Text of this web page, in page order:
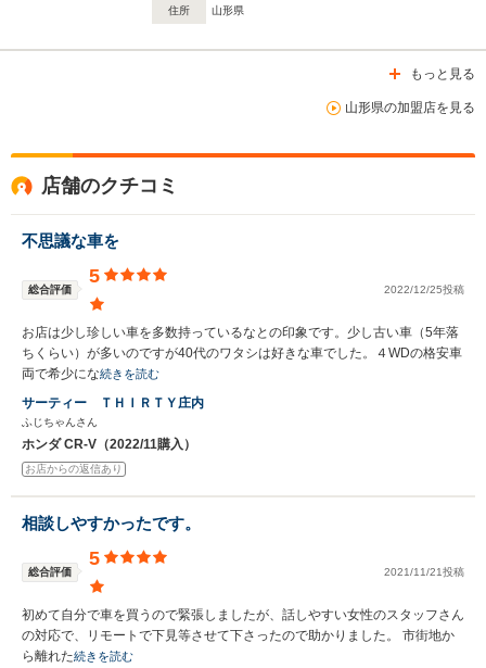
住所 山形県
もっと見る
山形県の加盟店を見る
店舗のクチコミ
不思議な車を
総合評価
5
2022/12/25投稿
お店は少し珍しい車を多数持っているなとの印象です。少し古い車（5年落
ちくらい）が多いのですが40代のワタシは好きな車でした。４WDの格安車
両で希少にな続きを読む
サーティー ＴＨＩＲＴＹ庄内
ふじちゃんさん
ホンダ CR-V（2022/11購入）
お店からの返信あり
相談しやすかったです。
総合評価
5
2021/11/21投稿
初めて自分で車を買うので緊張しましたが、話しやすい女性のスタッフさん
の対応で、リモートで下見等させて下さったので助かりました。 市街地か
ら離れた続きを読む